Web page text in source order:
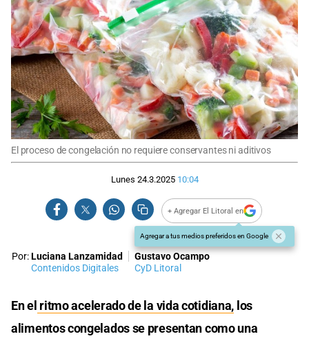
El proceso de congelación no requiere conservantes ni aditivos
Lunes 24.3.2025 10:04
+ Agregar El Litoral en
Agregar a tus medios preferidos en Google
Por:Luciana Lanzamidad
Contenidos Digitales
Gustavo Ocampo
CyD Litoral
En el ritmo acelerado de la vida cotidiana, los
alimentos congelados se presentan como una